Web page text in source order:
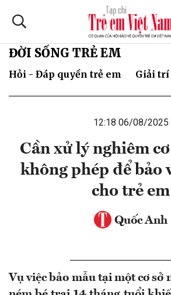
ĐỜI SỐNG TRẺ EM
Hỏi - Đáp quyền trẻ em Giải trí
12:18 06/08/2025
Cần xử lý nghiêm
không phép để bảo
cho trẻ em
Quốc Anh
Vụ việc bảo mẫu tại một cơ sở